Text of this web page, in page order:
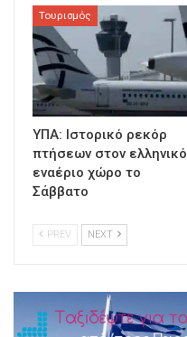
Τουρισμός
ΥΠΑ: Ιστορικό ρεκόρ
πτήσεων στον ελληνικό
εναέριο χώρο το
Σάββατο
PREV NEXT